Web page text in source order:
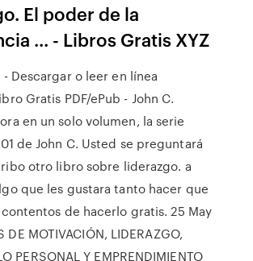
El poder de la
... - Libros Gratis XYZ
- Descargar o leer en línea
Gratis PDF/ePub - John C.
en un solo volumen, la serie
de John C. Usted se preguntará
otro libro sobre liderazgo. a
que les gustara tanto hacer que
de hacerlo gratis. 25 May
DE MOTIVACIÓN, LIDERAZGO,
PERSONAL Y EMPRENDIMIENTO